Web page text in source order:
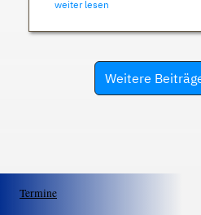
weiter lesen
Weitere
Termine